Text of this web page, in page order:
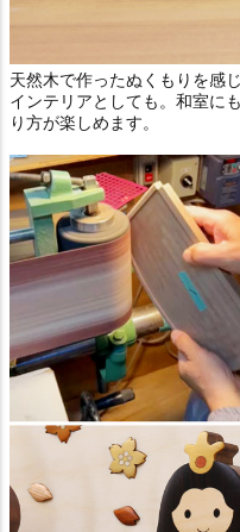
天然木で作ったぬくもりを感
インテリアとしても。和室に
り方が楽しめます。